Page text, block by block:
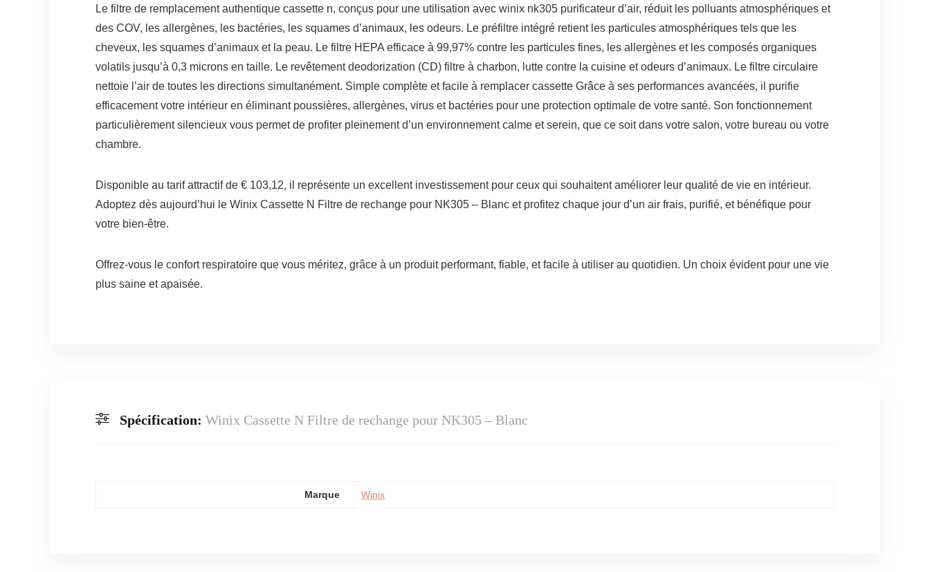
Le filtre de remplacement authentique cassette n, conçus pour une utilisation avec winix nk305 purificateur d’air, réduit les polluants atmosphériques et
des COV, les allergènes, les bactéries, les squames d’animaux, les odeurs. Le préfiltre intégré retient les particules atmosphériques tels que les
cheveux, les squames d’animaux et la peau. Le filtre HEPA efficace à 99,97% contre les particules fines, les allergènes et les composés organiques
volatils jusqu’à 0,3 microns en taille. Le revêtement deodorization (CD) filtre à charbon, lutte contre la cuisine et odeurs d’animaux. Le filtre circulaire
nettoie l’air de toutes les directions simultanément. Simple complète et facile à remplacer cassette Grâce à ses performances avancées, il purifie
efficacement votre intérieur en éliminant poussières, allergènes, virus et bactéries pour une protection optimale de votre santé. Son fonctionnement
particulièrement silencieux vous permet de profiter pleinement d’un environnement calme et serein, que ce soit dans votre salon, votre bureau ou votre
chambre.
Disponible au tarif attractif de € 103,12, il représente un excellent investissement pour ceux qui souhaitent améliorer leur qualité de vie en intérieur.
Adoptez dès aujourd’hui le Winix Cassette N Filtre de rechange pour NK305 – Blanc et profitez chaque jour d’un air frais, purifié, et bénéfique pour
votre bien-être.
Offrez-vous le confort respiratoire que vous méritez, grâce à un produit performant, fiable, et facile à utiliser au quotidien. Un choix évident pour une vie
plus saine et apaisée.
Spécification: Winix Cassette N Filtre de rechange pour NK305 – Blanc
Marque Winix